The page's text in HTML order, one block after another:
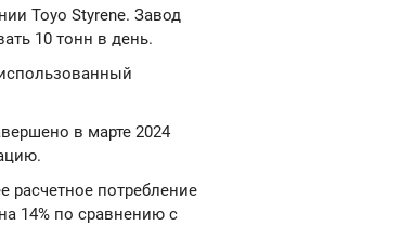
Toyo Styrene. Завод
10 тонн в день.
в марте 2024
расчетное потребление
14% по сравнению с